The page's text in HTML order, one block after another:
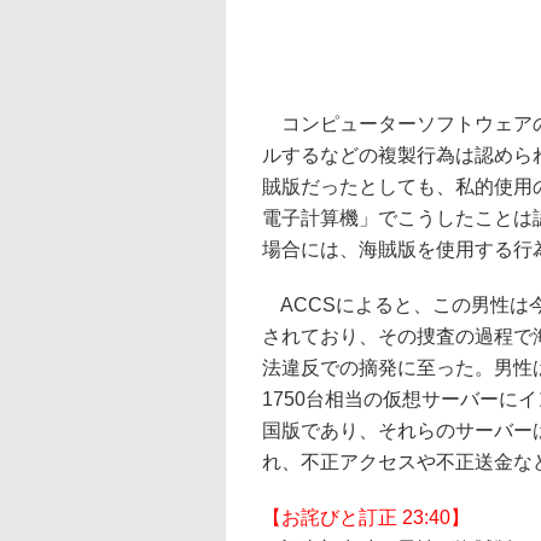
コンピューターソフトウェア
ルするなどの複製行為は認め
賊版だったとしても、私的使
電子計算機」でこうしたこと
場合には、海賊版を使用する
ACCSによると、この男性は
されており、その捜査の過程
法違反での摘発に至った。男
1750台相当の仮想サーバーに
国版であり、それらのサーバ
れ、不正アクセスや不正送金
【お詫びと訂正 23:40】